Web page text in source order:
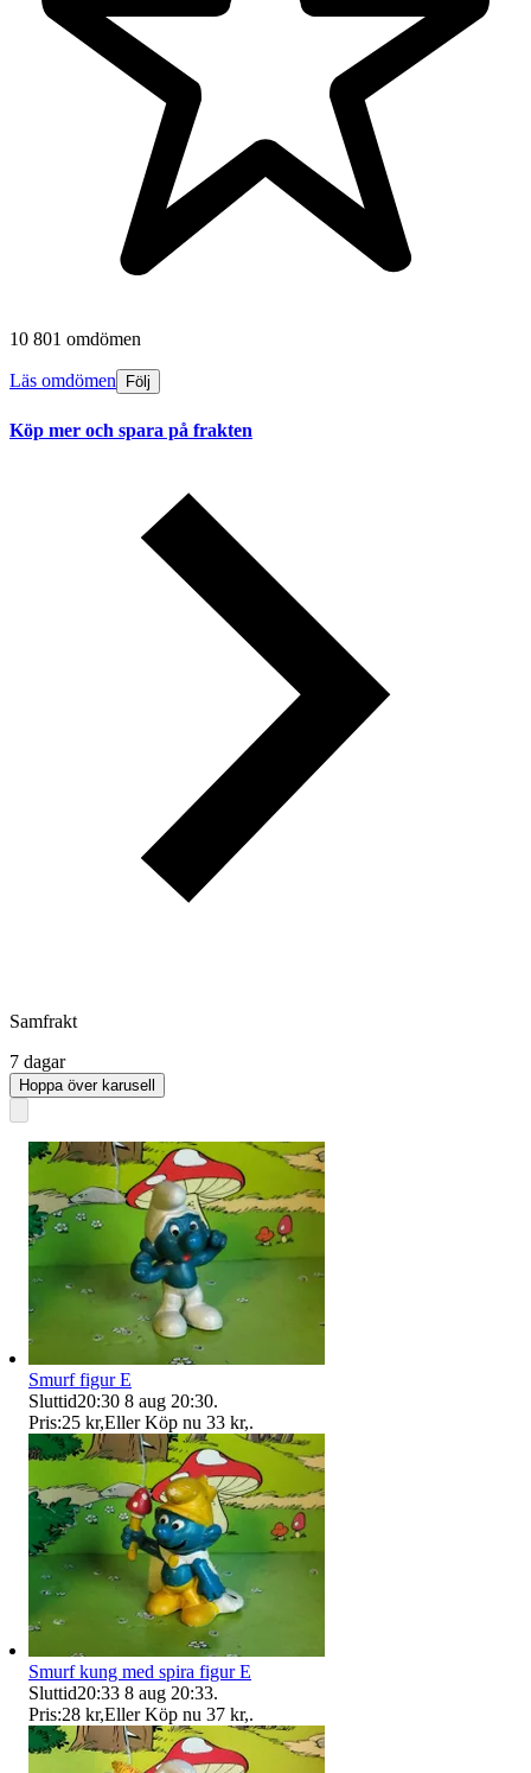
10 801 omdömen
Läs omdömen Följ
Köp mer och spara på frakten
Samfrakt
7 dagar
Hoppa över karusell
Smurf figur E
Sluttid20:30 8 aug 20:30.
Pris:25 kr,Eller Köp nu 33 kr,.
Smurf kung med spira figur E
Sluttid20:33 8 aug 20:33.
Pris:28 kr,Eller Köp nu 37 kr,.